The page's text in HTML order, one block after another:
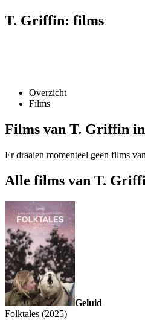
T. Griffin: films
Overzicht
Films
Films van T. Griffin in
Er draaien momenteel geen films
Alle films van T.
Geluid
Folktales (2025)